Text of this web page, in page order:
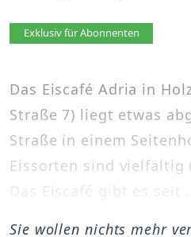
Artikel vorlesen
Exklusiv für Abonnenten
Das Eiscafé Adria in
Straße 7) liegt etwas
Straße in einem
Eissorten sind vielfältig
Das Eiscafé gibt es seit ...
Sie wollen nichts mehr